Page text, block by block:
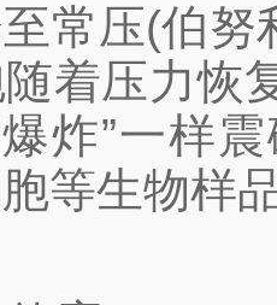
常压(伯
着压力恢
炸”一样
等生物样